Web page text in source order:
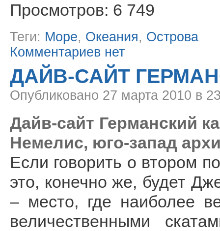
Просмотров: 6 749
Теги: Море, Океания, Острова
Комментариев нет
ДАЙВ-САЙТ
Опубликовано 27 марта 2010 в
Дайв-сайт Германский
Немелис, юго-запад
Если говорить о втором
это, конечно же, будет
– место, где наиболее
величественными